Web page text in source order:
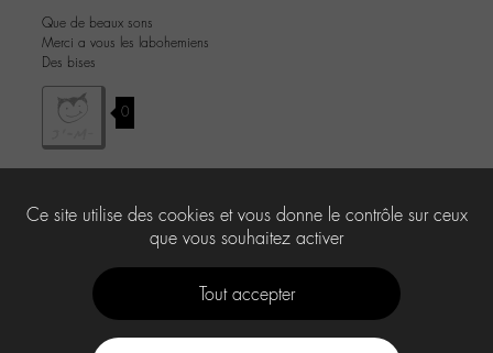
Que de beaux sons
Merci a vous les labohemiens
Des bises
0
Le forum ‘-M- & moi’ est fermé à de nouveaux sujets et réponses.
Ce site utilise des cookies et vous donne le contrôle sur ceux
que vous souhaitez activer
Tout accepter